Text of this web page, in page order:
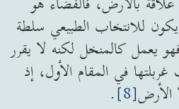
للانتخاب الطبيعي سلطة
يعمل كالمنخل لكنه لا يقرر
في المقام الأول، إذ
الأرض[8]
.